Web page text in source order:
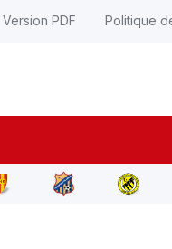
Version PDF Politique